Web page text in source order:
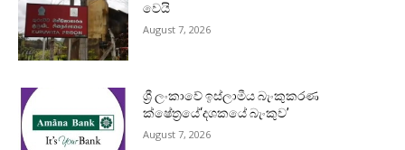
වෙයි
August 7, 2026
ශ්‍රී ලංකාවේ ඉස්ලාමීය බැංකුකරණ
ක්ෂේත්‍රයේ‘දශකයේ බැංකුව’
August 7, 2026